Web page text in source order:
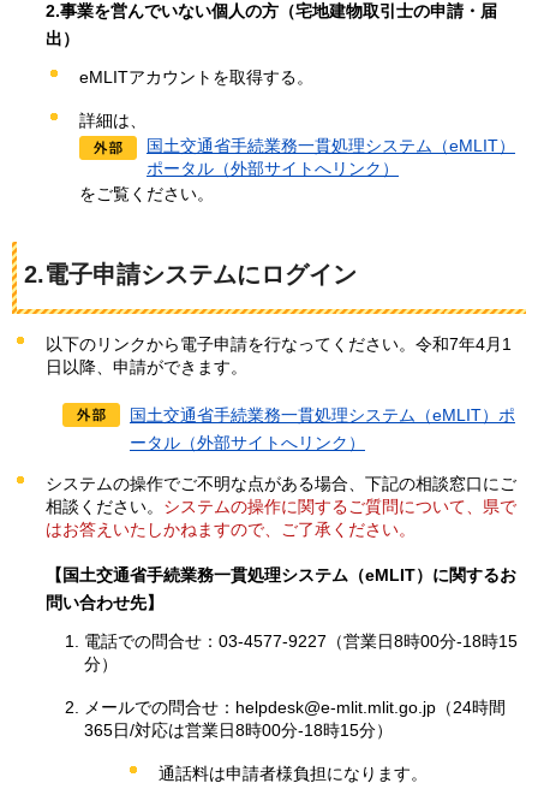
2.事業を営んでいない個人の方（宅地建物取引士の申請・届
出）
eMLITアカウントを取得する。
詳細は、
国土交通省手続業務一貫処理システム（eMLIT）
ポータル（外部サイトへリンク）
をご覧ください。
2.電子申請システムにログイン
以下のリンクから電子申請を行なってください。令和7年4月1
日以降、申請ができます。
国土交通省手続業務一貫処理システム（eMLIT）ポ
ータル（外部サイトへリンク）
システムの操作でご不明な点がある場合、下記の相談窓口にご
相談ください。 システムの操作に関するご質問について、県で
はお答えいたしかねますので、ご了承ください。
【国土交通省手続業務一貫処理システム（eMLIT）に関するお
問い合わせ先】
電話での問合せ：03-4577-9227（営業日8時00分-18時15
分）
メールでの問合せ：helpdesk@e-mlit.mlit.go.jp（24時間
365日/対応は営業日8時00分-18時15分）
通話料は申請者様負担になります。